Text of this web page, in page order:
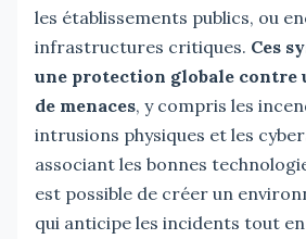
les établissements publics, ou
infrastructures critiques. Ces
une protection globale contre
de menaces, y compris les
intrusions physiques et les
associant les bonnes
est possible de créer un
qui anticipe les incidents tout